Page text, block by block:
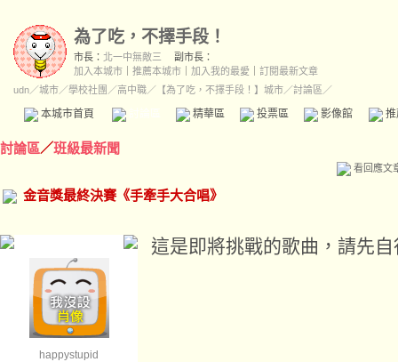
為了吃，不擇手段！
市長： 北一中無敵三
副市長：
加入本城市
推薦本城市 加入我的最愛
訂閱最新文章
udn／城市／學校社團 ／高中職／ 【為了吃，不擇手段！】城市／討論區／
本城市首頁 精華區 投票區 影像館
討論區／班級最新聞
看回應文
金音獎最終決賽《手牽手大合唱》
happystupid
這是即將挑戰的歌曲，請先